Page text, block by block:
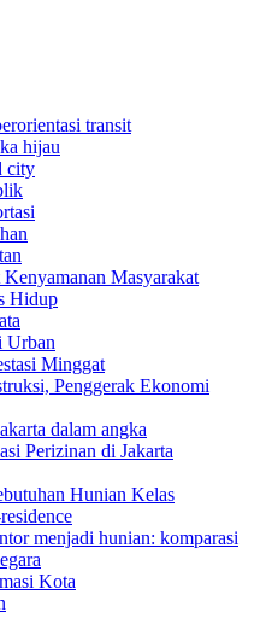
transit
hijau
city
Masyarakat
Hidup
Urban
Minggat
Penggerak Ekonomi
dalam angka
Perizinan di Jakarta
Hunian Kelas
menjadi hunian: komparasi
Kota